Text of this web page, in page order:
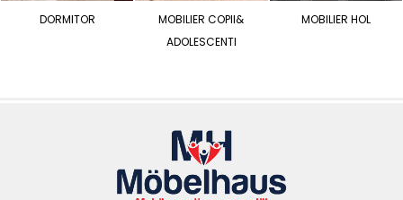
DORMITOR
MOBILIER COPII&
ADOLESCENTI
MOBILIER HOL